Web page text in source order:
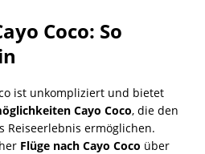
Coco: So
ist unkompliziert und bietet
Cayo Coco, die den
Reiseerlebnis ermöglichen.
Flüge nach Cayo Coco über